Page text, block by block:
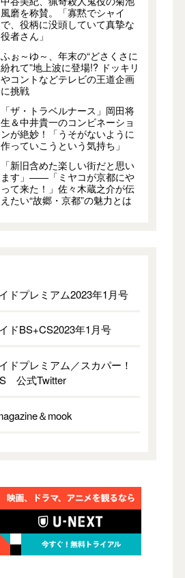
風磨を称賛。「寡黙でシャイ
で、役柄に没頭していて真摯な
役者さん」
ふぉ～ゆ～、年末の“どさくさに
紛れて”地上波に登場!? ドッキリ
やコントなどテレビの王道企画
に挑戦
「ザ・トラベルナース」岡田将
生＆中井貴一のコンビネーショ
ンが絶妙！「うそがないように
作っていこうという気持ち」
「新旧含めた楽しい街だと思い
ます」――「ミヤコが京都にや
って来た！」佐々木蔵之介が伝
えたい“故郷・京都”の魅力とは
ドプレミアム2023年1月号
ドBS+CS2023年1月号
ドプレミアム／スカパー！
公式Twitter
＆mook